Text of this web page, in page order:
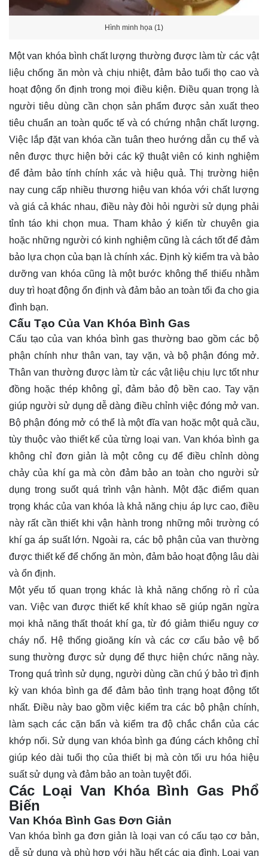
Hình minh họa (1)
Một van khóa bình chất lượng thường được làm từ các vật
liệu chống ăn mòn và chịu nhiệt, đảm bảo tuổi thọ cao và
hoạt động ổn định trong mọi điều kiện. Điều quan trọng là
người tiêu dùng cần chọn sản phẩm được sản xuất theo
tiêu chuẩn an toàn quốc tế và có chứng nhận chất lượng.
Việc lắp đặt van khóa cần tuân theo hướng dẫn cụ thể và
nên được thực hiện bởi các kỹ thuật viên có kinh nghiệm
để đảm bảo tính chính xác và hiệu quả. Thị trường hiện
nay cung cấp nhiều thương hiệu van khóa với chất lượng
và giá cả khác nhau, điều này đòi hỏi người sử dụng phải
tỉnh táo khi chọn mua. Tham khảo ý kiến từ chuyên gia
hoặc những người có kinh nghiệm cũng là cách tốt để đảm
bảo lựa chọn của bạn là chính xác. Định kỳ kiểm tra và bảo
dưỡng van khóa cũng là một bước không thể thiếu nhằm
duy trì hoạt động ổn định và đảm bảo an toàn tối đa cho gia
đình bạn.
Cấu Tạo Của Van Khóa Bình Gas
Cấu tạo của van khóa bình gas thường bao gồm các bộ
phận chính như thân van, tay vặn, và bộ phận đóng mở.
Thân van thường được làm từ các vật liệu chịu lực tốt như
đồng hoặc thép không gỉ, đảm bảo độ bền cao. Tay vặn
giúp người sử dụng dễ dàng điều chỉnh việc đóng mở van.
Bộ phận đóng mở có thể là một đĩa van hoặc một quả cầu,
tùy thuộc vào thiết kế của từng loại van. Van khóa bình ga
không chỉ đơn giản là một công cụ để điều chỉnh dòng
chảy của khí ga mà còn đảm bảo an toàn cho người sử
dụng trong suốt quá trình vận hành. Một đặc điểm quan
trọng khác của van khóa là khả năng chịu áp lực cao, điều
này rất cần thiết khi vận hành trong những môi trường có
khí ga áp suất lớn. Ngoài ra, các bộ phận của van thường
được thiết kế để chống ăn mòn, đảm bảo hoạt động lâu dài
và ổn định.
Một yếu tố quan trọng khác là khả năng chống rò rỉ của
van. Việc van được thiết kế khít khao sẽ giúp ngăn ngừa
mọi khả năng thất thoát khí ga, từ đó giảm thiểu nguy cơ
cháy nổ. Hệ thống gioăng kín và các cơ cấu bảo vệ bổ
sung thường được sử dụng để thực hiện chức năng này.
Trong quá trình sử dụng, người dùng cần chú ý bảo trì định
kỳ van khóa bình ga để đảm bảo tình trạng hoạt động tốt
nhất. Điều này bao gồm việc kiểm tra các bộ phận chính,
làm sạch các cặn bẩn và kiểm tra độ chắc chắn của các
khớp nối. Sử dụng van khóa bình ga đúng cách không chỉ
giúp kéo dài tuổi thọ của thiết bị mà còn tối ưu hóa hiệu
suất sử dụng và đảm bảo an toàn tuyệt đối.
Các Loại Van Khóa Bình Gas Phổ
Biến
Van Khóa Bình Gas Đơn Giản
Van khóa bình ga đơn giản là loại van có cấu tạo cơ bản,
dễ sử dụng và phù hợp với hầu hết các gia đình. Loại van